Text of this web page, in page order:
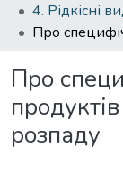
Про
розпаду